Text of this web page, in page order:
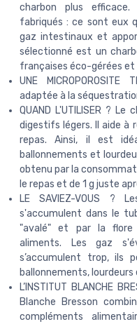
charbon plus
fabriqués : ce sont eux
gaz intestinaux et
sélectionné est un
françaises éco-gérées et
UNE
adaptée à la
QUAND L'UTILISER ?
digestifs légers. Il aide à
repas. Ainsi, il est
ballonnements et
obtenu par la
le repas et de 1 g juste
LE SAVIEZ-VOUS ?
s'accumulent dans le
"avalé" et par la flore
aliments. Les gaz
s’accumulent trop, ils
ballonnements,
L’INSTITUT BLANCHE
Blanche Bresson
compléments